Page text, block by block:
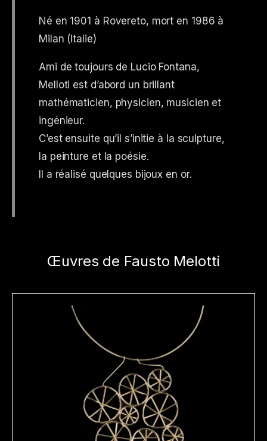
Né en 1901 à Rovereto, mort en 1986 à
Milan (Italie)
Ami de toujours de Lucio Fontana,
Melloti est d’abord un brillant
mathématicien, physicien, musicien et
ingénieur.
C’est ensuite qu’il s’initie à la sculpture,
la peinture et la poésie.
Il a réalisé quelques bijoux en or.
Œuvres de Fausto Melotti